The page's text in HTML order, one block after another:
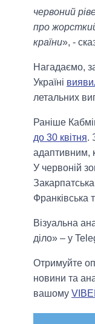
червоний
про
країни», -
Нагадаємо,
Україні
летальних
Раніше
до 30 квітня.
адаптивним,
У червоній
Франківська
Візуальна
діло» – у
Отримуйте
новини та
вашому